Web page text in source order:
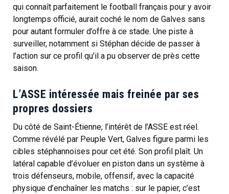
qui connaît parfaitement le football français pour y avoir
longtemps officié, aurait coché le nom de Galves sans
pour autant formuler d’offre à ce stade. Une piste à
surveiller, notamment si Stéphan décide de passer à
l’action sur ce profil qu’il a pu observer de près cette
saison.
L’ASSE intéressée mais freinée par ses
propres dossiers
Du côté de Saint-Étienne, l’intérêt de l’ASSE est réel.
Comme révélé par Peuple Vert, Galves figure parmi les
cibles stéphannoises pour cet été. Son profil plaît. Un
latéral capable d’évoluer en piston dans un système à
trois défenseurs, mobile, offensif, avec la capacité
physique d’enchaîner les matchs : sur le papier, c’est